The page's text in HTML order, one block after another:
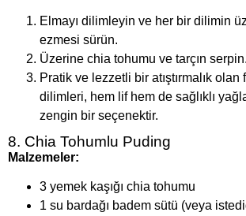
Elmayı dilimleyin ve her bir dilimin
ezmesi sürün.
Üzerine chia tohumu ve tarçın serpin.
Pratik ve lezzetli bir atıştırmalık olan
dilimleri, hem lif hem de sağlıklı
zengin bir seçenektir.
8. Chia Tohumlu Puding
Malzemeler:
3 yemek kaşığı chia tohumu
1 su bardağı badem sütü (veya